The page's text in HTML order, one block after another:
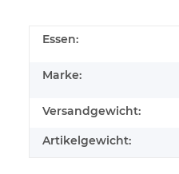
Essen:
Marke:
Versandgewicht:
Artikelgewicht: